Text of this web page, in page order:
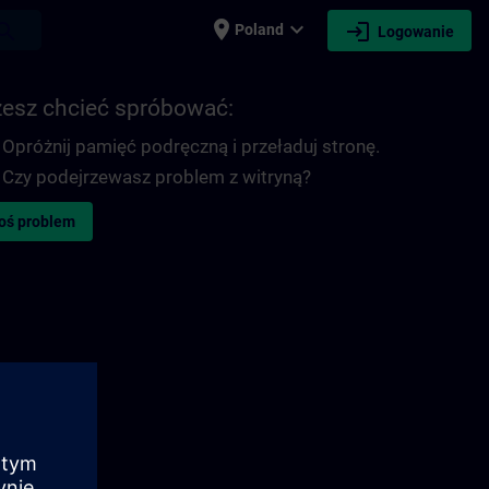
place Poland expand_more login Logowanie
chcieć spróbować:
Opróżnij pamięć podręczną i przeładuj stronę.
Czy podejrzewasz problem z witryną?
problem